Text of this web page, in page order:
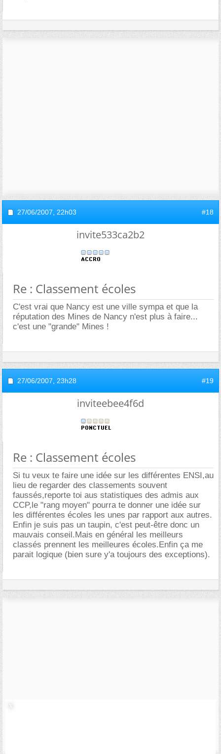
27/06/2007, 22h03 #18
invite533ca2b2
Re : Classement écoles
C'est vrai que Nancy est une ville sympa et que la
réputation des Mines de Nancy n'est plus à faire...
c'est une "grande" Mines !
27/06/2007, 23h28 #19
inviteebee4f6d
Re : Classement écoles
Si tu veux te faire une idée sur les différentes ENSI,au
lieu de regarder des classements souvent
faussés,reporte toi aus statistiques des admis aux
CCP,le "rang moyen" pourra te donner une idée sur
les différentes écoles les unes par rapport aux autres.
Enfin je suis pas un taupin, c'est peut-être donc un
mauvais conseil.Mais en général les meilleurs
classés prennent les meilleures écoles.Enfin ça me
parait logique (bien sure y'a toujours des exceptions).